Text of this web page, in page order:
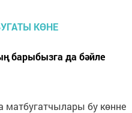
барыбызга да бәйле
матбугатчылары бу көнне